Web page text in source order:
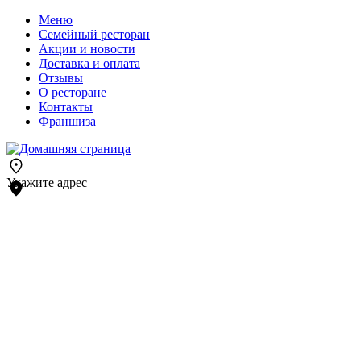
Меню
Семейный ресторан
Акции и новости
Доставка и оплата
Отзывы
О ресторане
Контакты
Франшиза
Укажите адрес